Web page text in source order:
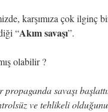
karşımıza çok ilginç
“Akım savaşı”.
olabilir ?
savaşı
ve tehlikeli